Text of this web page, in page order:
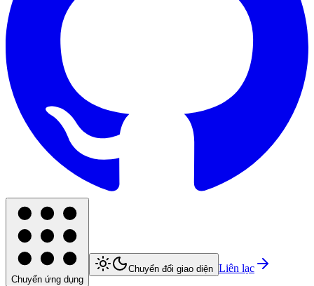
Chuyển ứng dụng
Chuyển đổi giao diện Liên lạc